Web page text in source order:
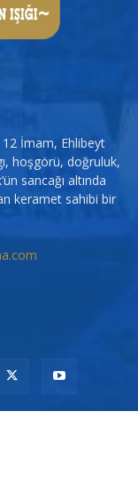
İmam, Ehlibeyt
hoşgörü, doğruluk,
sancağı altında
keramet sahibi bir